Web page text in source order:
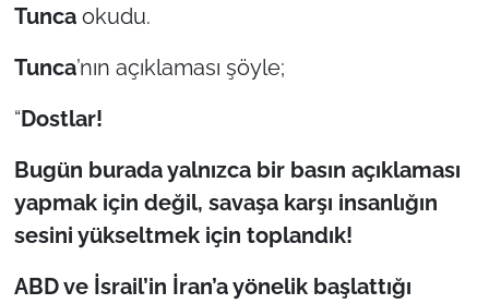
Tuncaokudu.
Tunca’nın açıklaması şöyle;
“Dostlar!
Bugün burada yalnızca bir basın açıklaması
yapmak için değil, savaşa karşı insanlığın
sesini yükseltmek için toplandık!
ABD ve İsrail’in İran’a yönelik başlattığı
Canlı Maç